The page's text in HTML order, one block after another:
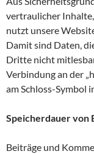
vertraulicher Inhalte,
nutzt unsere
Damit sind Daten,
Dritte nicht
Verbindung an der
am Schloss-Symbol
Speicherdauer von
Beiträge und